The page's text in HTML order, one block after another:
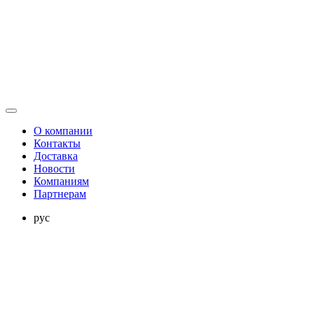
О компании
Контакты
Доставка
Новости
Компаниям
Партнерам
рус